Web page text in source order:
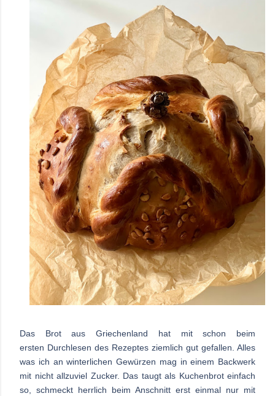
Das Brot aus Griechenland hat mit schon beim
ersten Durchlesen des Rezeptes ziemlich gut gefallen. Alles
was ich an winterlichen Gewürzen mag in einem Backwerk
mit nicht allzuviel Zucker. Das taugt als Kuchenbrot einfach
so, schmeckt herrlich beim Anschnitt erst einmal nur mit